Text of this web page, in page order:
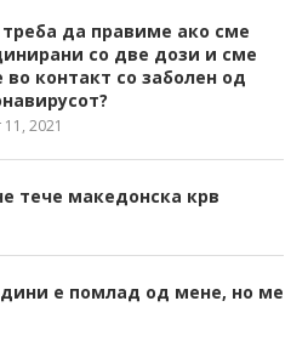
да правиме ако сме
со две дози и сме
во контакт со заболен од
11, 2021
тече македонска крв
е помлад од мене, но ме